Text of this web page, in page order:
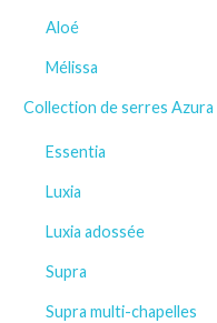
Aloé
Mélissa
Collection de serres Azura
Essentia
Luxia
Luxia adossée
Supra
Supra multi-chapelles